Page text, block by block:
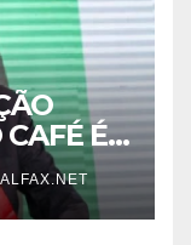
É
E
DA